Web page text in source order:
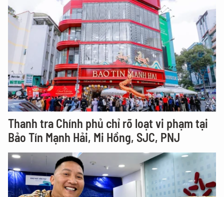
Thanh tra Chính phủ chỉ rõ loạt vi phạm tại
Bảo Tín Mạnh Hải, Mi Hồng, SJC, PNJ